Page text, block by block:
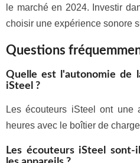
le marché en 2024. Investir
choisir une expérience sonore
Questions
Quelle est l'autonomie de
iSteel ?
Les écouteurs iSteel ont une
heures avec le boîtier de
Les écouteurs iSteel